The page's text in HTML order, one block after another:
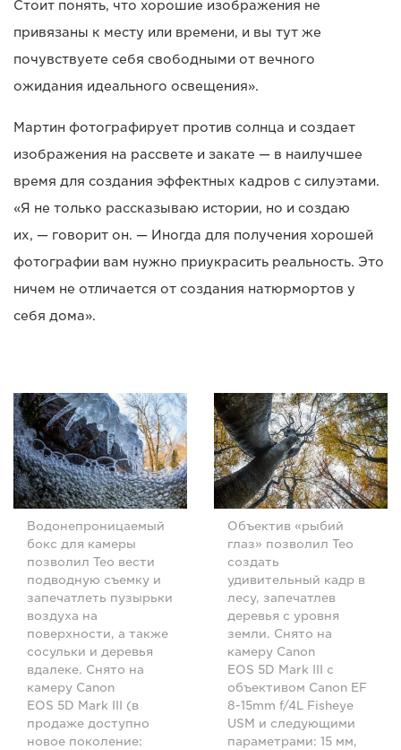
Стоит понять, что хорошие изображения не
привязаны к месту или времени, и вы тут же
почувствуете себя свободными от вечного
ожидания идеального освещения».
Мартин фотографирует против солнца и создает
изображения на рассвете и закате — в наилучшее
время для создания эффектных кадров с силуэтами.
«Я не только рассказываю истории, но и создаю
их, — говорит он. — Иногда для получения хорошей
фотографии вам нужно приукрасить реальность. Это
ничем не отличается от создания натюрмортов у
себя дома».
Водонепроницаемый
бокс для камеры
позволил Тео вести
подводную съемку и
запечатлеть пузырьки
воздуха на
поверхности, а также
сосульки и деревья
вдалеке. Снято на
камеру Canon
EOS 5D Mark III (в
продаже доступно
новое поколение:
Объектив «рыбий
глаз» позволил Тео
создать
удивительный кадр в
лесу, запечатлев
деревья с уровня
земли. Снято на
камеру Canon
EOS 5D Mark III с
объективом Canon EF
8-15mm f/4L Fisheye
USM и следующими
параметрами: 15 мм,